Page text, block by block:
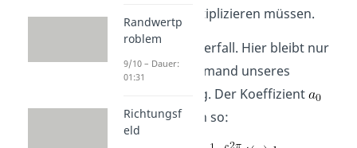
Sinus
multiplizieren müssen.
ist ein Sonderfall. Hier bleibt nur
der erste Summand unseres
Integrals übrig. Der Koeffizient
berechnet sich so:
Randwertp
roblem
9/10 – Dauer:
01:31
Richtungsf
eld